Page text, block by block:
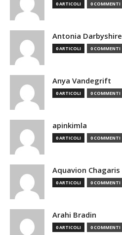
0 ARTICOLI 0 COMMENTI
Antonia Darbyshire
0 ARTICOLI 0 COMMENTI
Anya Vandegrift
0 ARTICOLI 0 COMMENTI
apinkimla
0 ARTICOLI 0 COMMENTI
Aquavion Chagaris
0 ARTICOLI 0 COMMENTI
Arahi Bradin
0 ARTICOLI 0 COMMENTI